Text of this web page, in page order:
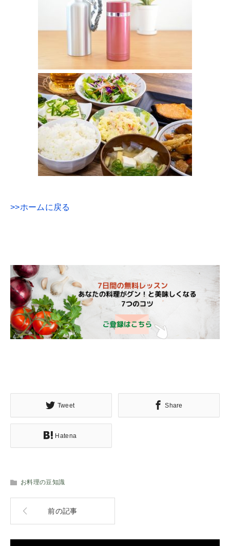
>>ホームに戻る
Tweet Share
Hatena
お料理の豆知識
前の記事